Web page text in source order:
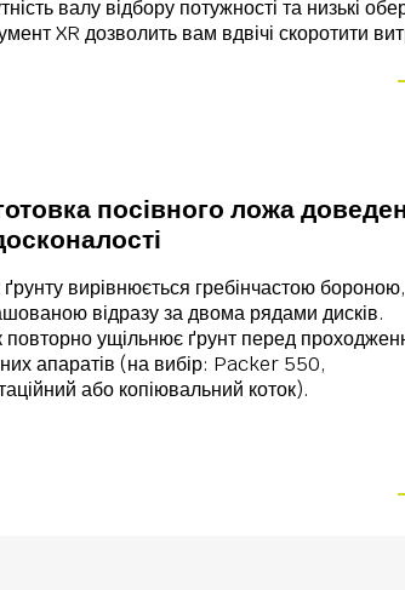
валу відбору потужності та низькі
XR дозволить вам вдвічі скоротити
посівного ложа
ґрунту вирівнюється гребінчастою бороною,
відразу за двома рядами дисків.
повторно ущільнює ґрунт перед
апаратів (на вибір: Packer 550,
або копіювальний коток).